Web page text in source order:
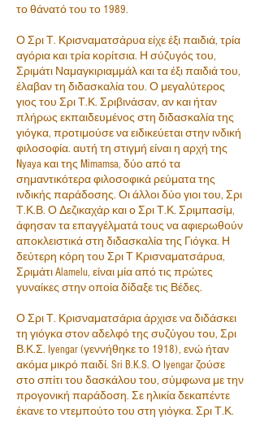
το θάνατό του το 1989.
Ο Σρι Τ. Κρισναματσάρυα είχε έξι παιδιά, τρία
αγόρια και τρία κορίτσια. Η σύζυγός του,
Σριμάτι Ναμαγκιριαμμάλ και τα έξι παιδιά του,
έλαβαν τη διδασκαλία του. Ο μεγαλύτερος
γιος του Σρι Τ.Κ. Σριβινάσαν, αν και ήταν
πλήρως εκπαιδευμένος στη διδασκαλία της
γιόγκα, προτιμούσε να ειδικεύεται στην ινδική
φιλοσοφία. αυτή τη στιγμή είναι η αρχή της
Nyaya και της Mimamsa, δύο από τα
σημαντικότερα φιλοσοφικά ρεύματα της
ινδικής παράδοσης. Οι άλλοι δύο γιοι του, Σρι
Τ.Κ.Β. Ο Δεζικαχάρ και ο Σρι Τ.Κ. Σριμπασίμ,
άφησαν τα επαγγέλματά τους να αφιερωθούν
αποκλειστικά στη διδασκαλία της Γιόγκα. Η
δεύτερη κόρη του Σρι Τ Κρισναματσάρυα,
Σριμάτι Alamelu, είναι μία από τις πρώτες
γυναίκες στην οποία δίδαξε τις Βέδες.
Ο Σρι Τ. Κρισναματσάρια άρχισε να διδάσκει
τη γιόγκα στον αδελφό της συζύγου του, Σρι
Β.Κ.Σ. Iyengar (γεννήθηκε το 1918), ενώ ήταν
ακόμα μικρό παιδί. Sri B.K.S. Ο Iyengar ζούσε
στο σπίτι του δασκάλου του, σύμφωνα με την
προγονική παράδοση. Σε ηλικία δεκαπέντε
έκανε το ντεμπούτο του στη γιόγκα. Σρι Τ.Κ.